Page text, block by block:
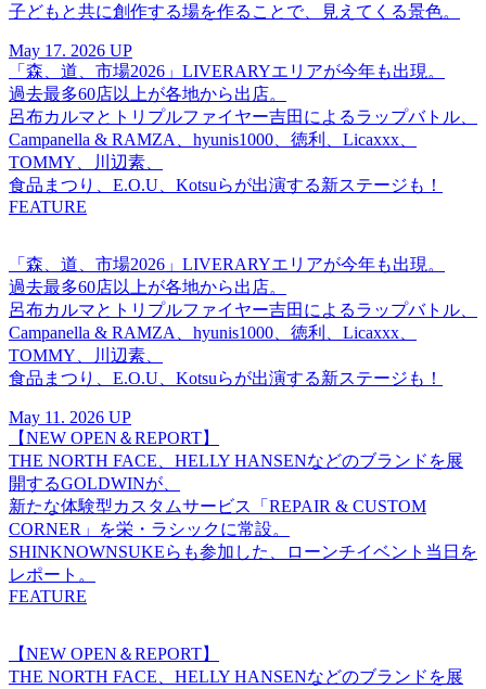
子どもと共に創作する場を作ることで、見えてくる景色。
May 17. 2026 UP
「森、道、市場2026」LIVERARYエリアが今年も出現。
過去最多60店以上が各地から出店。
呂布カルマとトリプルファイヤー吉田によるラップバトル、
Campanella & RAMZA、hyunis1000、徳利、Licaxxx、
TOMMY、川辺素、
食品まつり、E.O.U、Kotsuらが出演する新ステージも！
FEATURE
「森、道、市場2026」LIVERARYエリアが今年も出現。
過去最多60店以上が各地から出店。
呂布カルマとトリプルファイヤー吉田によるラップバトル、
Campanella & RAMZA、hyunis1000、徳利、Licaxxx、
TOMMY、川辺素、
食品まつり、E.O.U、Kotsuらが出演する新ステージも！
May 11. 2026 UP
【NEW OPEN＆REPORT】
THE NORTH FACE、HELLY HANSENなどのブランドを展
開するGOLDWINが、
新たな体験型カスタムサービス「REPAIR & CUSTOM
CORNER」を栄・ラシックに常設。
SHINKNOWNSUKEらも参加した、ローンチイベント当日を
レポート。
FEATURE
【NEW OPEN＆REPORT】
THE NORTH FACE、HELLY HANSENなどのブランドを展